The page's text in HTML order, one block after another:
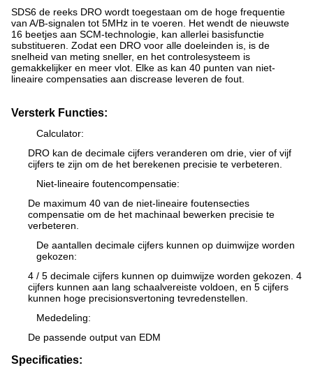
SDS6 de reeks DRO wordt toegestaan om de hoge frequentie
van A/B-signalen tot 5MHz in te voeren. Het wendt de nieuwste
16 beetjes aan SCM-technologie, kan allerlei basisfunctie
substitueren. Zodat een DRO voor alle doeleinden is, is de
snelheid van meting sneller, en het controlesysteem is
gemakkelijker en meer vlot. Elke as kan 40 punten van niet-
lineaire compensaties aan discrease leveren de fout.
Versterk Functies:
Calculator:
DRO kan de decimale cijfers veranderen om drie, vier of vijf
cijfers te zijn om de het berekenen precisie te verbeteren.
Niet-lineaire foutencompensatie:
De maximum 40 van de niet-lineaire foutensecties
compensatie om de het machinaal bewerken precisie te
verbeteren.
De aantallen decimale cijfers kunnen op duimwijze worden
gekozen:
4 / 5 decimale cijfers kunnen op duimwijze worden gekozen. 4
cijfers kunnen aan lang schaalvereiste voldoen, en 5 cijfers
kunnen hoge precisionsvertoning tevredenstellen.
Mededeling:
De passende output van EDM
Specificaties: